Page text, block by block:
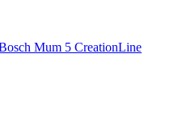
Mum 5 CreationLine